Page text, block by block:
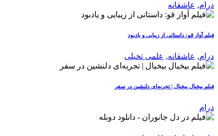
درام, عاشقانه
فیلم آواز قو: داستانی از زیبایی و یادبود
درام, عاشقانه, علمی تخیلی
فیلم بیخیال بیخیال | تجربه‌ای دلنشین در سفر
درام